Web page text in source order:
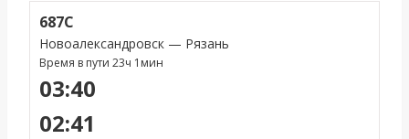
687С
Новоалександровск — Рязань
Время в пути 23ч 1мин
03:40
02:41